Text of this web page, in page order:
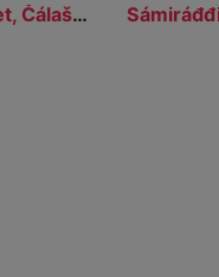
Sámiráđđi / Samerådet, Čálašeapmi, áššebáhpirat /...
Gå til detaljvisning